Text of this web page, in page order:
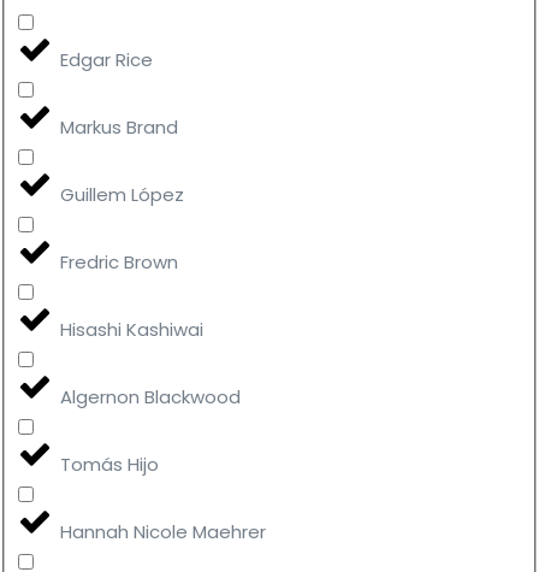
Edgar Rice
Markus Brand
Guillem López
Fredric Brown
Hisashi Kashiwai
Algernon Blackwood
Tomás Hijo
Hannah Nicole Maehrer